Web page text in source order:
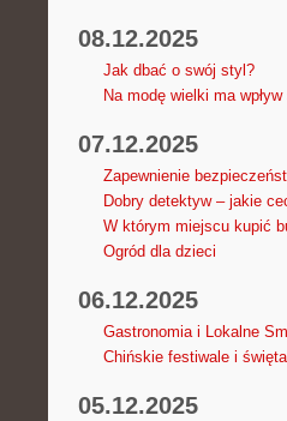
08.12.2025
Jak dbać o swój styl?
Na modę wielki ma
07.12.2025
Zapewnienie
Dobry detektyw – jakie
W którym miejscu kupić
Ogród dla dzieci
06.12.2025
Gastronomia i Lokalne
Chińskie festiwale i święta
05.12.2025